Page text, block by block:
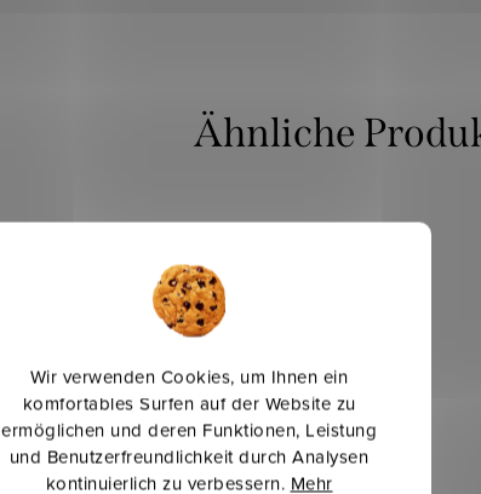
Wir verwenden Cookies, um Ihnen ein
komfortables Surfen auf der Website zu
ermöglichen und deren Funktionen, Leistung
und Benutzerfreundlichkeit durch Analysen
kontinuierlich zu verbessern. Mehr
Mehr für weniger